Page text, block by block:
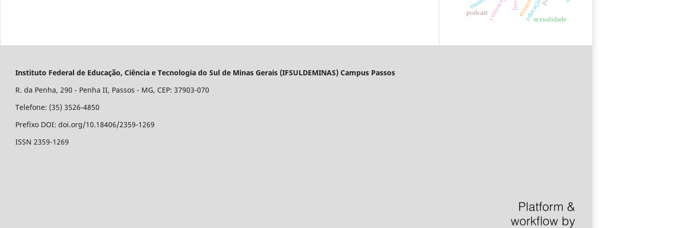
podcast
sexualidade
Instituto Federal de Educação, Ciência e Tecnologia do Sul de Minas Gerais (IFSULDEMINAS) Campus Passos
R. da Penha, 290 - Penha II, Passos - MG, CEP: 37903-070
Telefone: (35) 3526-4850
Prefixo DOI: doi.org/10.18406/2359-1269
ISSN 2359-1269